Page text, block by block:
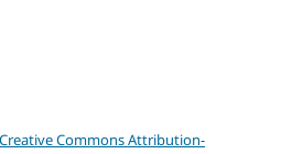
Creative Commons Attribution-